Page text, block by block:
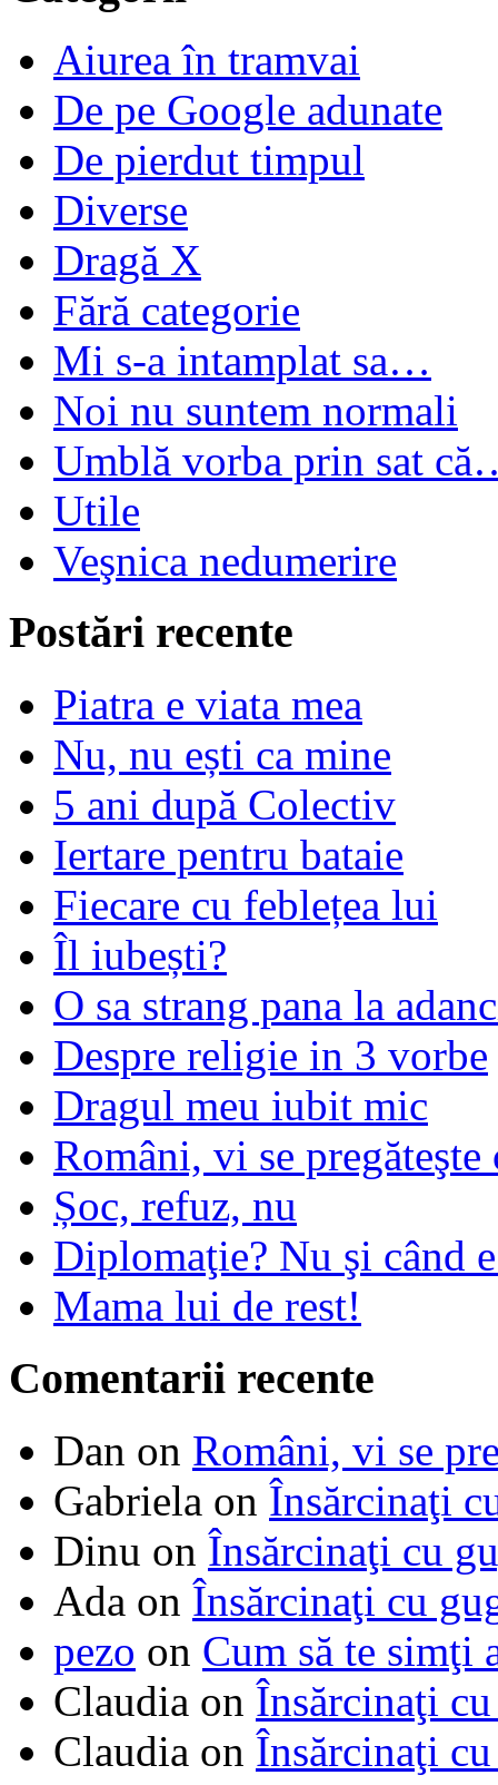
Aiurea în tramvai
De pe Google adunate
De pierdut timpul
Diverse
Dragă X
Fără categorie
Mi s-a intamplat sa…
Noi nu suntem normali
Umblă vorba prin sat
Utile
Veşnica nedumerire
Postări recente
Piatra e viata mea
Nu, nu ești ca mine
5 ani după Colectiv
Iertare pentru bataie
Fiecare cu feblețea lui
Îl iubești?
O sa strang pana la
Despre religie in 3 vorbe
Dragul meu iubit mic
Români, vi se pregăteşte
Șoc, refuz, nu
Diplomaţie? Nu şi când
Mama lui de rest!
Comentarii recente
Dan on Români, vi se
Gabriela on Însărcinaţi
Dinu on Însărcinaţi cu
Ada on Însărcinaţi cu
pezo on Cum să te simţi
Claudia on Însărcinaţi
Claudia on Însărcinaţi